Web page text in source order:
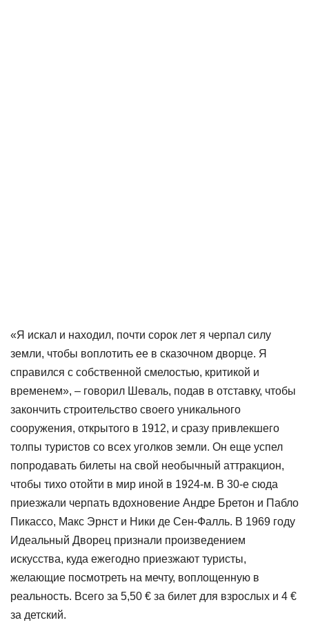
«Я искал и находил, почти сорок лет я черпал силу
земли, чтобы воплотить ее в сказочном дворце. Я
справился с собственной смелостью, критикой и
временем», – говорил Шеваль, подав в отставку, чтобы
закончить строительство своего уникального
сооружения, открытого в 1912, и сразу привлекшего
толпы туристов со всех уголков земли. Он еще успел
попродавать билеты на свой необычный аттракцион,
чтобы тихо отойти в мир иной в 1924-м. В 30-е сюда
приезжали черпать вдохновение Андре Бретон и Пабло
Пикассо, Макс Эрнст и Ники де Сен-Фалль. В 1969 году
Идеальный Дворец признали произведением
искусства, куда ежегодно приезжают туристы,
желающие посмотреть на мечту, воплощенную в
реальность. Всего за 5,50 € за билет для взрослых и 4 €
за детский.